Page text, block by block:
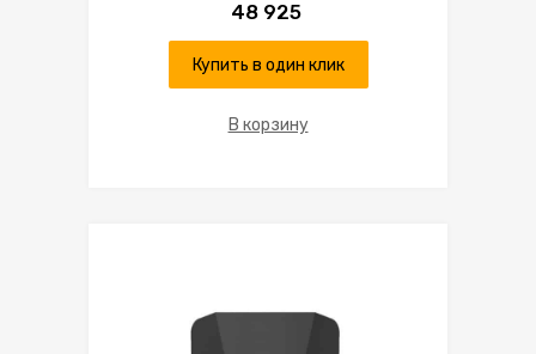
48 925
Купить в один клик
В корзину